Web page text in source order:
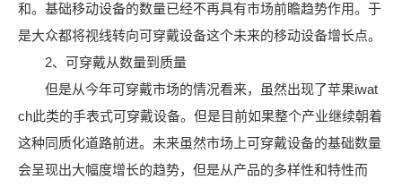
和。基础移动设备的数量已经不再具有市场前瞻趋势作用。于
是大众都将视线转向可穿戴设备这个未来的移动设备增长点。
2、可穿戴从数量到质量
但是从今年可穿戴市场的情况看来，虽然出现了苹果iwat
ch此类的手表式可穿戴设备。但是目前如果整个产业继续朝着
这种同质化道路前进。未来虽然市场上可穿戴设备的基础数量
会呈现出大幅度增长的趋势，但是从产品的多样性和特性而